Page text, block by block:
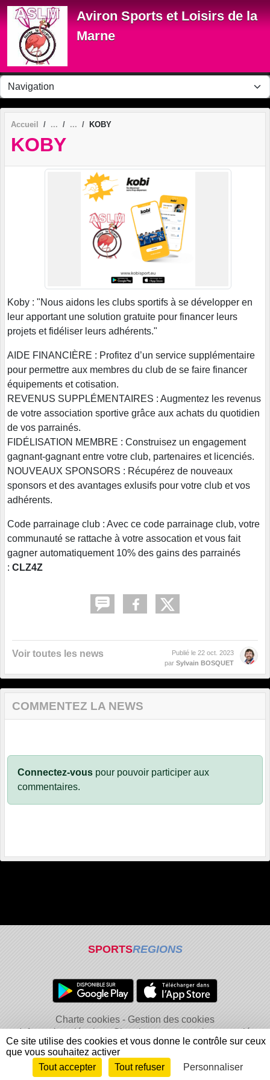
Aviron Sports et Loisirs de la
Marne
Accueil KOBY
KOBY
Koby : "Nous aidons les clubs sportifs à se développer en
leur apportant une solution gratuite pour financer leurs
projets et fidéliser leurs adhérents."
AIDE FINANCIÈRE : Profitez d’un service supplémentaire
pour permettre aux membres du club de se faire financer
équipements et cotisation.
REVENUS SUPPLÉMENTAIRES : Augmentez les revenus
de votre association sportive grâce aux achats du quotidien
de vos parrainés.
FIDÉLISATION MEMBRE : Construisez un engagement
gagnant-gagnant entre votre club, partenaires et licenciés.
NOUVEAUX SPONSORS : Récupérez de nouveaux
sponsors et des avantages exlusifs pour votre club et vos
adhérents.
Code parrainage club : Avec ce code parrainage club, votre
communauté se rattache à votre assocation et vous fait
gagner automatiquement 10% des gains des parrainés
: CLZ4Z
Voir toutes les news Publié le 22 oct. 2023
par Sylvain BOSQUET
COMMENTEZ LA NEWS
Connectez-vous pour pouvoir participer aux
commentaires.
SPORTSREGIONS
Charte cookies
Gestion des cookies
Informations légales
Signaler un contenu inapproprié
Envie de participer ? Connexion
Panneau de gestion des cookies
Ce site utilise des cookies et vous donne le contrôle sur ceux
que vous souhaitez activer
Tout accepter
Tout refuser Personnaliser